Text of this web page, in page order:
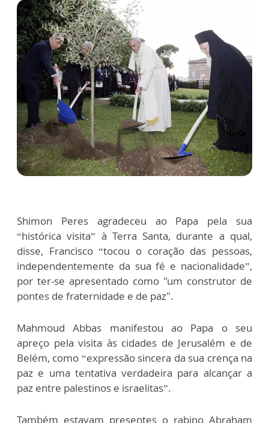
Shimon Peres agradeceu ao Papa pela sua
“histórica visita” à Terra Santa, durante a qual,
disse, Francisco “tocou o coração das pessoas,
independentemente da sua fé e nacionalidade”,
por ter-se apresentado como "um construtor de
pontes de fraternidade e de paz".
Mahmoud Abbas manifestou ao Papa o seu
apreço pela visita às cidades de Jerusalém e de
Belém, como “expressão sincera da sua crença na
paz e uma tentativa verdadeira para alcançar a
paz entre palestinos e israelitas”.
Também estavam presentes o rabino Abraham